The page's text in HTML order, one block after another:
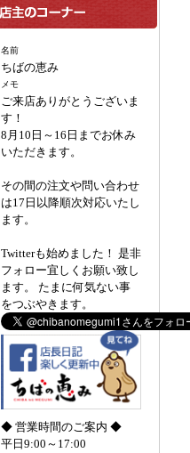
名前
ちばの恵み
メモ
ご来店ありがとうございま
す！
8月10日～16日までお休み
いただきます。
その間の注文や問い合わせ
は17日以降順次対応いたし
ます。
Twitterも始めました！ 是非
フォロー宜しくお願い致し
ます。 たまに何気ない事
をつぶやきます。
◆ 営業時間のご案内 ◆
平日9:00～17:00